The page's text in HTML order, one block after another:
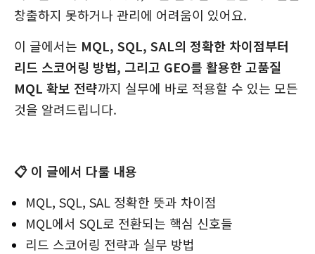
창출하지 못하거나 관리에 어려움이 있어요.
이 글에서는 MQL, SQL, SAL의 정확한 차이점부터
리드 스코어링 방법, 그리고 GEO를 활용한 고품질
MQL 확보 전략까지 실무에 바로 적용할 수 있는 모든
것을 알려드립니다.
📋 이 글에서 다룰 내용
MQL, SQL, SAL 정확한 뜻과 차이점
MQL에서 SQL로 전환되는 핵심 신호들
리드 스코어링 전략과 실무 방법